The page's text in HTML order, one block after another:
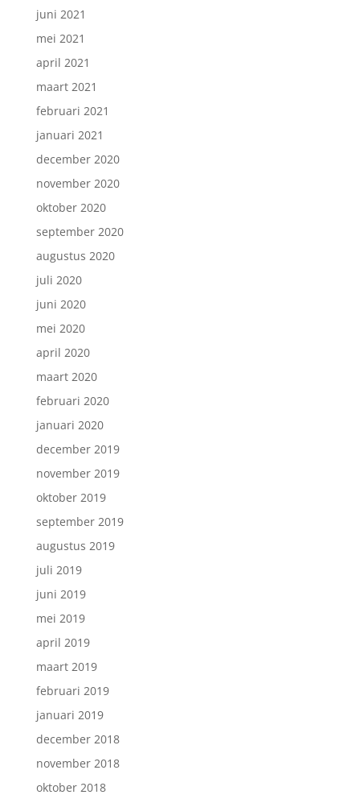
juni 2021
mei 2021
april 2021
maart 2021
februari 2021
januari 2021
december 2020
november 2020
oktober 2020
september 2020
augustus 2020
juli 2020
juni 2020
mei 2020
april 2020
maart 2020
februari 2020
januari 2020
december 2019
november 2019
oktober 2019
september 2019
augustus 2019
juli 2019
juni 2019
mei 2019
april 2019
maart 2019
februari 2019
januari 2019
december 2018
november 2018
oktober 2018